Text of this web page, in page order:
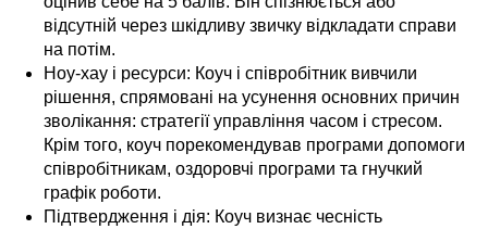
відсутній через шкідливу звичку відкладати справи
на потім.
Ноу-хау і ресурси: Коуч і співробітник вивчили
рішення, спрямовані на усунення основних причин
зволікання: стратегії управління часом і стресом.
Крім того, коуч порекомендував програми допомоги
співробітникам, оздоровчі програми та гнучкий
графік роботи.
Підтвердження і дія: Коуч визнає чесність